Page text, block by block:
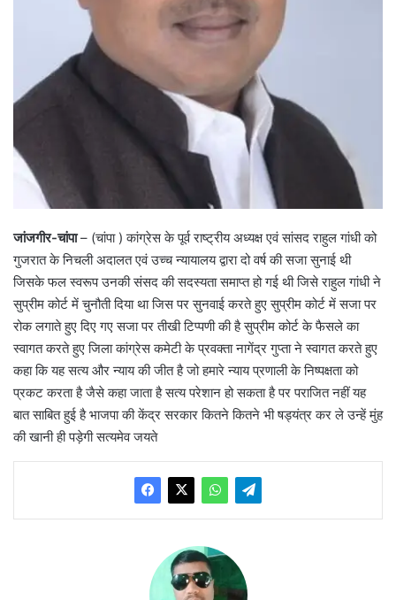
जांजगीर-चांपा– (चांपा ) कांग्रेस के पूर्व राष्ट्रीय अध्यक्ष एवं सांसद राहुल गांधी को
गुजरात के निचली अदालत एवं उच्च न्यायालय द्वारा दो वर्ष की सजा सुनाई थी
जिसके फल स्वरूप उनकी संसद की सदस्यता समाप्त हो गई थी जिसे राहुल गांधी ने
सुप्रीम कोर्ट में चुनौती दिया था जिस पर सुनवाई करते हुए सुप्रीम कोर्ट में सजा पर
रोक लगाते हुए दिए गए सजा पर तीखी टिप्पणी की है सुप्रीम कोर्ट के फैसले का
स्वागत करते हुए जिला कांग्रेस कमेटी के प्रवक्ता नागेंद्र गुप्ता ने स्वागत करते हुए
कहा कि यह सत्य और न्याय की जीत है जो हमारे न्याय प्रणाली के निष्पक्षता को
प्रकट करता है जैसे कहा जाता है सत्य परेशान हो सकता है पर पराजित नहीं यह
बात साबित हुई है भाजपा की केंद्र सरकार कितने कितने भी षड्यंत्र कर ले उन्हें मुंह
की खानी ही पड़ेगी सत्यमेव जयते